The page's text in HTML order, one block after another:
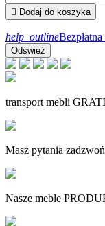
 Dodaj do koszyka
help_outline
transport mebli
Masz pytania
Nasze meble